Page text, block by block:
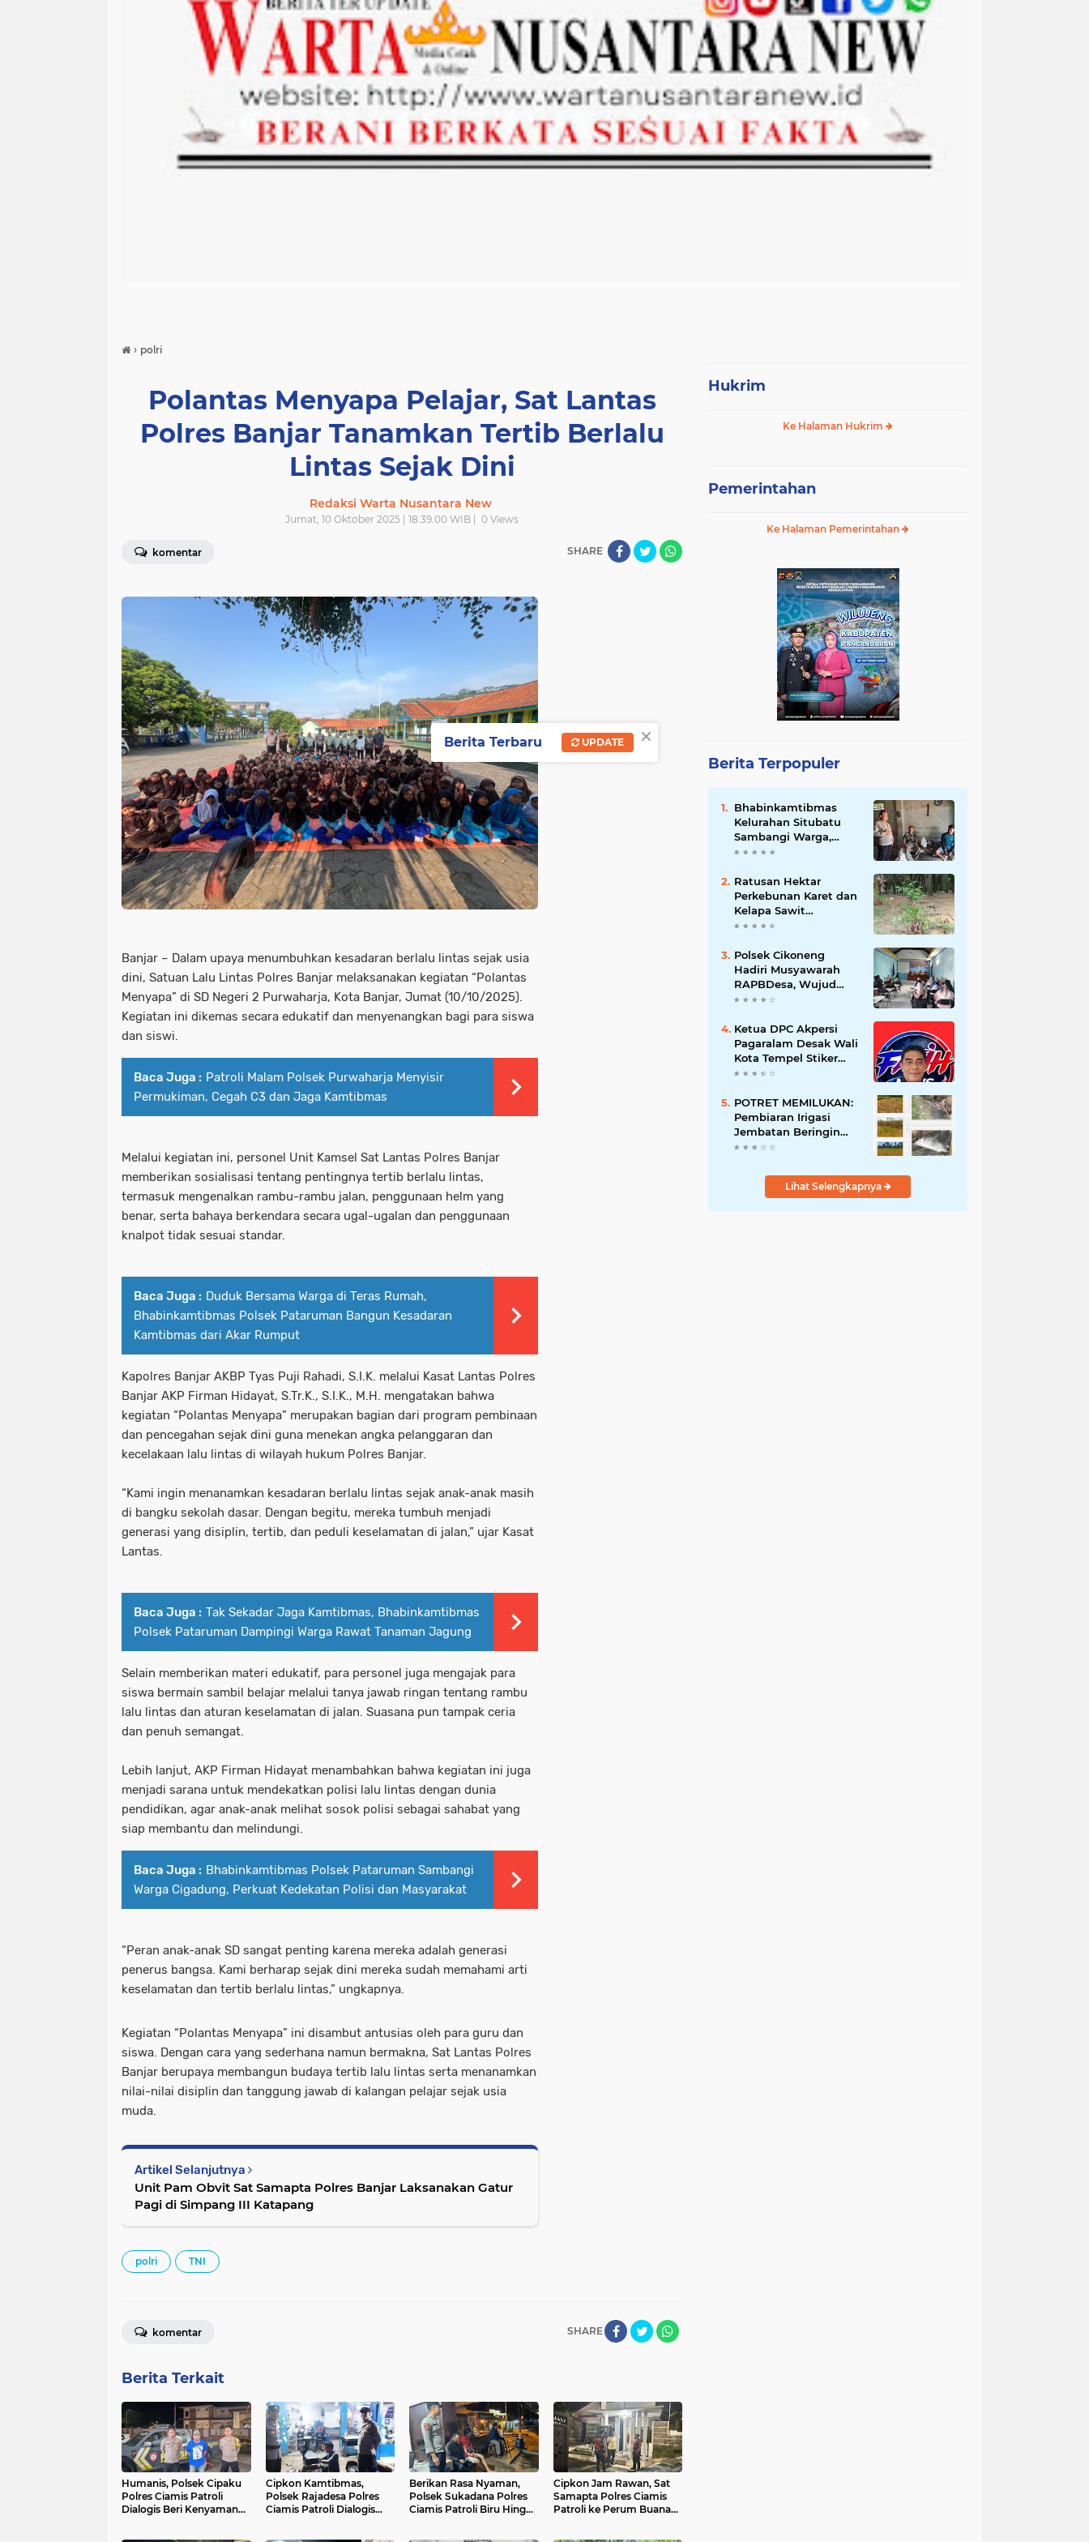
› polri
Polantas Menyapa Pelajar, Sat Lantas
Polres Banjar Tanamkan Tertib Berlalu
Lintas Sejak Dini
Redaksi Warta Nusantara New
Jumat, 10 Oktober 2025 | 18.39.00 WIB | 0 Views
komentar SHARE
Banjar – Dalam upaya menumbuhkan kesadaran berlalu lintas sejak usia
dini, Satuan Lalu Lintas Polres Banjar melaksanakan kegiatan “Polantas
Menyapa” di SD Negeri 2 Purwaharja, Kota Banjar, Jumat (10/10/2025).
Kegiatan ini dikemas secara edukatif dan menyenangkan bagi para siswa
dan siswi.
Baca Juga : Patroli Malam Polsek Purwaharja Menyisir
Permukiman, Cegah C3 dan Jaga Kamtibmas
Melalui kegiatan ini, personel Unit Kamsel Sat Lantas Polres Banjar
memberikan sosialisasi tentang pentingnya tertib berlalu lintas,
termasuk mengenalkan rambu-rambu jalan, penggunaan helm yang
benar, serta bahaya berkendara secara ugal-ugalan dan penggunaan
knalpot tidak sesuai standar.
Baca Juga : Duduk Bersama Warga di Teras Rumah,
Bhabinkamtibmas Polsek Pataruman Bangun Kesadaran
Kamtibmas dari Akar Rumput
Kapolres Banjar AKBP Tyas Puji Rahadi, S.I.K. melalui Kasat Lantas Polres
Banjar AKP Firman Hidayat, S.Tr.K., S.I.K., M.H. mengatakan bahwa
kegiatan “Polantas Menyapa” merupakan bagian dari program pembinaan
dan pencegahan sejak dini guna menekan angka pelanggaran dan
kecelakaan lalu lintas di wilayah hukum Polres Banjar.
“Kami ingin menanamkan kesadaran berlalu lintas sejak anak-anak masih
di bangku sekolah dasar. Dengan begitu, mereka tumbuh menjadi
generasi yang disiplin, tertib, dan peduli keselamatan di jalan,” ujar Kasat
Lantas.
Baca Juga : Tak Sekadar Jaga Kamtibmas, Bhabinkamtibmas
Polsek Pataruman Dampingi Warga Rawat Tanaman Jagung
Selain memberikan materi edukatif, para personel juga mengajak para
siswa bermain sambil belajar melalui tanya jawab ringan tentang rambu
lalu lintas dan aturan keselamatan di jalan. Suasana pun tampak ceria
dan penuh semangat.
Lebih lanjut, AKP Firman Hidayat menambahkan bahwa kegiatan ini juga
menjadi sarana untuk mendekatkan polisi lalu lintas dengan dunia
pendidikan, agar anak-anak melihat sosok polisi sebagai sahabat yang
siap membantu dan melindungi.
Baca Juga : Bhabinkamtibmas Polsek Pataruman Sambangi
Warga Cigadung, Perkuat Kedekatan Polisi dan Masyarakat
“Peran anak-anak SD sangat penting karena mereka adalah generasi
penerus bangsa. Kami berharap sejak dini mereka sudah memahami arti
keselamatan dan tertib berlalu lintas,” ungkapnya.
Kegiatan “Polantas Menyapa” ini disambut antusias oleh para guru dan
siswa. Dengan cara yang sederhana namun bermakna, Sat Lantas Polres
Banjar berupaya membangun budaya tertib lalu lintas serta menanamkan
nilai-nilai disiplin dan tanggung jawab di kalangan pelajar sejak usia
muda.
Artikel Selanjutnya
Unit Pam Obvit Sat Samapta Polres Banjar Laksanakan Gatur
Pagi di Simpang III Katapang
polri TNI
SHARE
komentar
Berita Terkait
Humanis, Polsek Cipaku
Polres Ciamis Patroli
Dialogis Beri Kenyamanan
Cipkon Kamtibmas,
Polsek Rajadesa Polres
Ciamis Patroli Dialogis
Berikan Rasa Nyaman,
Polsek Sukadana Polres
Ciamis Patroli Biru Hingga
Cipkon Jam Rawan, Sat
Samapta Polres Ciamis
Patroli ke Perum Buana
Hukrim
Ke Halaman Hukrim
Pemerintahan
Ke Halaman Pemerintahan
Berita Terpopuler
Bhabinkamtibmas
Kelurahan Situbatu
Sambangi Warga,
Perkuat Silaturahmi
Wilayah
Ratusan Hektar
Perkebunan Karet dan
Kelapa Sawit
terendam banjir
Polsek Cikoneng
Hadiri Musyawarah
RAPBDesa, Wujud
Peran Polri Kawal
Kamtibmas Desa
Sindangkasih
Ketua DPC Akpersi
Pagaralam Desak Wali
Kota Tempel Stiker
‘Milik Pemerintah’ di
Penyalahgunaan Aset!
POTRET MEMILUKAN:
Pembiaran Irigasi
Jembatan Beringin
Pagar Alam Berujung
Lihat Selengkapnya
×
Berita Terbaru UPDATE